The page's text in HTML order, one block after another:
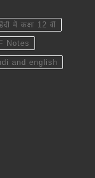
में कक्षा 12 वीं
Notes
and english